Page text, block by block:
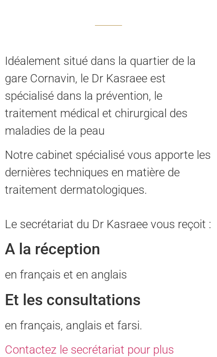
Idéalement situé dans la quartier de la
gare Cornavin, le Dr Kasraee est
spécialisé dans la prévention, le
traitement médical et chirurgical des
maladies de la peau
Notre cabinet spécialisé vous apporte les
dernières techniques en matière de
traitement dermatologiques.
Le secrétariat du Dr Kasraee vous reçoit :
A la réception
en français et en anglais
Et les consultations
en français, anglais et farsi.
Contactez le secrétariat pour plus